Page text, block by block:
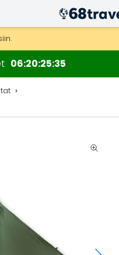
(toimitus 24
puukarttoihin ja koristeisiin.
06202534